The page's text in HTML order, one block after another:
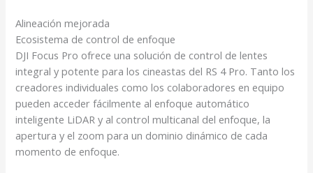
Alineación mejorada
Ecosistema de control de enfoque
DJI Focus Pro ofrece una solución de control de lentes
integral y potente para los cineastas del RS 4 Pro. Tanto los
creadores individuales como los colaboradores en equipo
pueden acceder fácilmente al enfoque automático
inteligente LiDAR y al control multicanal del enfoque, la
apertura y el zoom para un dominio dinámico de cada
momento de enfoque.